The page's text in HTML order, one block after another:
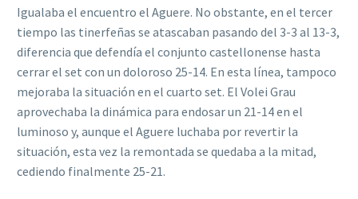
Igualaba el encuentro el Aguere. No obstante, en el tercer
tiempo las tinerfeñas se atascaban pasando del 3-3 al 13-3,
diferencia que defendía el conjunto castellonense hasta
cerrar el set con un doloroso 25-14. En esta línea, tampoco
mejoraba la situación en el cuarto set. El Volei Grau
aprovechaba la dinámica para endosar un 21-14 en el
luminoso y, aunque el Aguere luchaba por revertir la
situación, esta vez la remontada se quedaba a la mitad,
cediendo finalmente 25-21.